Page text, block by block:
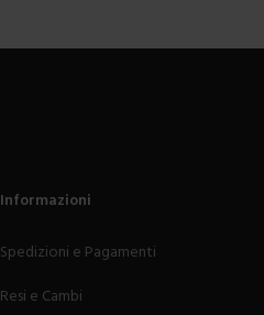
Informazioni
Spedizioni e Pagamenti
Resi e Cambi